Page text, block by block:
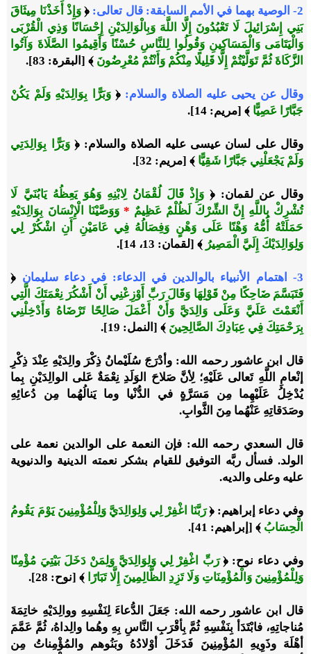
2- الوصية بهما في الأمم السابقة: قال تعالى: ﴿وَإِذْ أَخَذْنَا مِيثَاقَ
بَنِي إِسْرَائِيلَ لَا تَعْبُدُونَ إِلَّا اللَّهَ وَبِالْوَالِدَيْنِ إِحْسَانًا وَذِي الْقُرْبَى
وَالْيَتَامَى وَالْمَسَاكِينِ وَقُولُوا لِلنَّاسِ حُسْنًا وَأَقِيمُوا الصَّلَاةَ وَآتُوا
الزَّكَاةَ ثُمَّ تَوَلَّيْتُمْ إِلَّا قَلِيلًا مِنْكُمْ وَأَنْتُمْ مُعْرِضُونَ ﴾ [البقرة: 83].
وقال عن يحيى عليه الصلاة والسلام: ﴿وَبَرًّا بِوَالِدَيْهِ وَلَمْ يَكُنْ
جَبَّارًا عَصِيًّا ﴾ [مريم: 14].
وقال على لسان عيسى عليه الصلاة والسلام: ﴿وَبَرًّا بِوَالِدَتِي
وَلَمْ يَجْعَلْنِي جَبَّارًا شَقِيًّا ﴾ [مريم: 32].
وقال عن لقمان: ﴿وَإِذْ قَالَ لُقْمَانُ لِابْنِهِ وَهُوَ يَعِظُهُ يَابُنَيَّ لَا
تُشْرِكْ بِاللَّهِ إِنَّ الشِّرْكَ لَظُلْمٌ عَظِيمٌ * وَوَصَّيْنَا الْإِنْسَانَ بِوَالِدَيْهِ
حَمَلَتْهُ أُمُّهُ وَهْنًا عَلَى وَهْنٍ وَفِصَالُهُ فِي عَامَيْنِ أَنِ اشْكُرْ لِي
وَلِوَالِدَيْكَ إِلَيَّ الْمَصِيرُ ﴾ [لقمان: 13، 14].
3- اهتمام الأنبياء بالوالدين في الدعاء: في دعاء سليمان ﴿
فَتَبَسَّمَ ضَاحِكًا مِنْ قَوْلِهَا وَقَالَ رَبِّ أَوْزِعْنِي أَنْ أَشْكُرَ نِعْمَتَكَ الَّتِي
أَنْعَمْتَ عَلَيَّ وَعَلَى وَالِدَيَّ وَأَنْ أَعْمَلَ صَالِحًا تَرْضَاهُ وَأَدْخِلْنِي
بِرَحْمَتِكَ فِي عِبَادِكَ الصَّالِحِينَ ﴾ [النمل: 19].
قال ابن عاشور رحمه الله: وأدْرَجَ سُلَيْمانُ ذِكْرَ والِدَيْهِ عِنْدَ ذِكْرِ
إنْعامِ اللَّهِ تَعالى عَلَيْهِ؛ لِأنَّ صَلاحَ الوَلَدِ نِعْمَةٌ عَلى الوالِدَيْنِ بِما
يُدْخِلُ عَلَيْهِما مِن مَسَرَّةٍ في الدُّنْيا وما يَنالُهُما مِن دُعائِهِ
وصَدَقاتِهِ عَنْهُما مِنَ الثَّوابِ.
قال السعدي رحمه الله: فإن النعمة على الوالدين نعمة على
الولد. فسأل ربَّه التوفيق للقيام بشكر نعمته الدينية والدنيوية
عليه وعلى والديه.
وفي دعاء إبراهيم: ﴿رَبَّنَا اغْفِرْ لِي وَلِوَالِدَيَّ وَلِلْمُؤْمِنِينَ يَوْمَ يَقُومُ
الْحِسَابُ ﴾ [إبراهيم: 41].
وفي دعاء نوح: ﴿رَبِّ اغْفِرْ لِي وَلِوَالِدَيَّ وَلِمَنْ دَخَلَ بَيْتِيَ مُؤْمِنًا
وَلِلْمُؤْمِنِينَ وَالْمُؤْمِنَاتِ وَلَا تَزِدِ الظَّالِمِينَ إِلَّا تَبَارًا
﴾ [نوح: 28].
قال ابن عاشور رحمه الله: جَعَلَ الدُّعاءَ لِنَفْسِهِ ووالِدَيْهِ خاتِمَةَ
مُناجاتِهِ، فابْتَدَأ بِنَفْسِهِ ثُمَّ بِأقْرَبِ النَّاسِ بِهِ وهُما والِداهُ، ثُمَّ عَمَّمَ
أهْلَهَ وذَوِيهِ المُؤْمِنِينَ فَدَخَلَ أوْلادُهُ وبَنُوهم والمُؤْمِناتُ مِن